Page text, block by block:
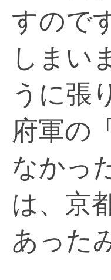
すので
しまい
うに張
府軍の
なかっ
は、京
あった